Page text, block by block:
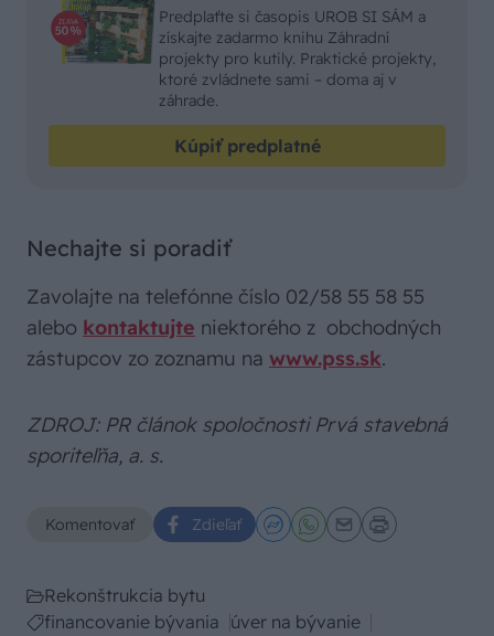
Predplaťte si časopis UROB SI SÁM a
získajte zadarmo knihu Záhradní
projekty pro kutily. Praktické projekty,
ktoré zvládnete sami – doma aj v
záhrade.
Kúpiť predplatné
Nechajte si poradiť
Zavolajte na telefónne číslo 02/58 55 58 55
alebo kontaktujte niektorého z obchodných
zástupcov zo zoznamu na www.pss.sk.
ZDROJ: PR článok spoločnosti Prvá stavebná
sporiteľňa, a. s.
Komentovať Zdieľať
Rekonštrukcia bytu
financovanie bývania úver na bývanie